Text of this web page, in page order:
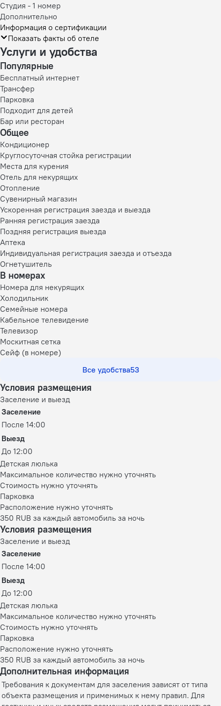
Студия - 1 номер
Дополнительно
Информация о сертификации
Показать факты об отеле
Услуги и удобства
Популярные
Бесплатный интернет
Трансфер
Парковка
Подходит для детей
Бар или ресторан
Общее
Кондиционер
Круглосуточная стойка регистрации
Места для курения
Отель для некурящих
Отопление
Сувенирный магазин
Ускоренная регистрация заезда и выезда
Ранняя регистрация заезда
Поздняя регистрация выезда
Аптека
Индивидуальная регистрация заезда и отъезда
Огнетушитель
В номерах
Номера для некурящих
Холодильник
Семейные номера
Кабельное телевидение
Телевизор
Москитная сетка
Сейф (в номере)
Все удобства53
Условия размещения
Заселение и выезд
Заселение
После 14:00
Выезд
До 12:00
Детская люлька
Максимальное количество нужно уточнять
Стоимость нужно уточнять
Парковка
Расположение нужно уточнять
350 RUB за каждый автомобиль за ночь
Условия размещения
Заселение и выезд
Заселение
После 14:00
Выезд
До 12:00
Детская люлька
Максимальное количество нужно уточнять
Стоимость нужно уточнять
Парковка
Расположение нужно уточнять
350 RUB за каждый автомобиль за ночь
Дополнительная информация
Требования к документам для заселения зависят от типа
объекта размещения и применимых к нему правил. Для